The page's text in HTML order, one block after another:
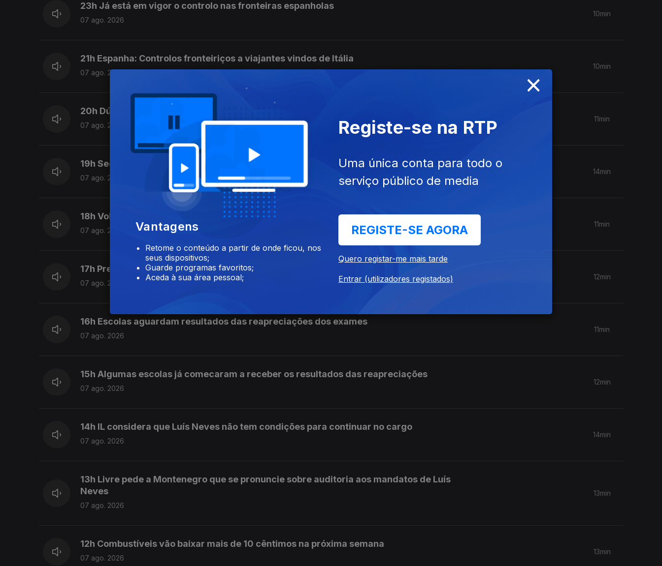
23h Já está em vigor o controlo nas fronteiras espanholas
07 ago. 2026
10min
21h Espanha: Controlos fronteiriços a viajantes vindos de Itália
07 ago. 2026
10min
20h Dúvidas sobre lei do asilo enviadas para o Constitucional
07 ago. 2026
11min
19h Seguro trava lei do retorno de estrangeiros
07 ago. 2026
14min
18h Volta: Rui Oliveira mantém a camisola amarela
07 ago. 2026
11min
17h Prestação Social Única promulgada com aviso do Presidente
07 ago. 2026
12min
16h Escolas aguardam resultados das reapreciações dos exames
07 ago. 2026
11min
15h Algumas escolas já comecaram a receber os resultados das reapreciações
07 ago. 2026
12min
14h IL considera que Luís Neves não tem condições para continuar no cargo
07 ago. 2026
14min
13h Livre pede a Montenegro que se pronuncie sobre auditoria aos mandatos de Luís
Neves
07 ago. 2026
13min
12h Combustíveis vão baixar mais de 10 cêntimos na próxima semana
07 ago. 2026
13min
×
Vantagens
Retome o conteúdo a partir de onde ficou, nos
seus dispositivos;
Guarde programas favoritos;
Aceda à sua área pessoal;
Registe-se na RTP
Uma única conta para todo o
serviço público de media
REGISTE-SE AGORA
Quero registar-me mais tarde
Entrar (utilizadores registados)